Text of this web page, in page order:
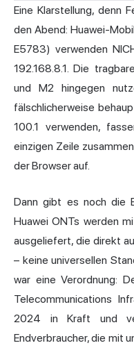
Eine Klarstellung, denn
den Abend: Huawei-
E5783) verwenden
192.168.8.1. Die
und M2 hingegen
fälschlicherweise
100.1 verwenden,
einzigen Zeile
der Browser auf.
Dann gibt es noch die
Huawei ONTs werden
ausgeliefert, die direkt
– keine universellen
war eine Verordnung:
Telecommunications
2024 in Kraft und
Endverbraucher, die mit